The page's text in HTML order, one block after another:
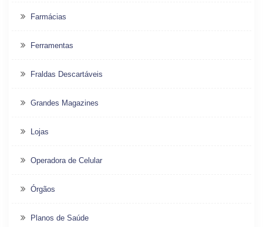
Farmácias
Ferramentas
Fraldas Descartáveis
Grandes Magazines
Lojas
Operadora de Celular
Órgãos
Planos de Saúde